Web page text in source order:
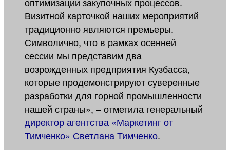
Визитной карточкой наших мероприятий
традиционно являются премьеры.
Символично, что в рамках осенней
сессии мы представим два
возрожденных предприятия Кузбасса,
которые продемонстрируют суверенные
разработки для горной промышленности
нашей страны», – отметила генеральный
директор агентства «Маркетинг от
Тимченко» Светлана Тимченко.